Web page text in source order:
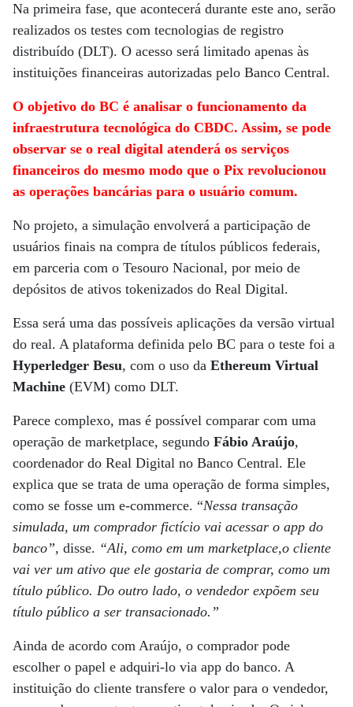
Na primeira fase, que acontecerá durante este ano, serão
realizados os testes com tecnologias de registro
distribuído (DLT). O acesso será limitado apenas às
instituições financeiras autorizadas pelo Banco Central.
O objetivo do BC é analisar o funcionamento da
infraestrutura tecnológica do CBDC. Assim, se pode
observar se o real digital atenderá os serviços
financeiros do mesmo modo que o Pix revolucionou
as operações bancárias para o usuário comum.
No projeto, a simulação envolverá a participação de
usuários finais na compra de títulos públicos federais,
em parceria com o Tesouro Nacional, por meio de
depósitos de ativos tokenizados do Real Digital.
Essa será uma das possíveis aplicações da versão virtual
do real. A plataforma definida pelo BC para o teste foi a
Hyperledger Besu, com o uso da Ethereum Virtual
Machine (EVM) como DLT.
Parece complexo, mas é possível comparar com uma
operação de marketplace, segundo Fábio Araújo,
coordenador do Real Digital no Banco Central. Ele
explica que se trata de uma operação de forma simples,
como se fosse um e-commerce. “Nessa transação
simulada, um comprador fictício vai acessar o app do
banco”, disse. “Ali, como em um marketplace,o cliente
vai ver um ativo que ele gostaria de comprar, como um
título público. Do outro lado, o vendedor expõem seu
título público a ser transacionado.”
Ainda de acordo com Araújo, o comprador pode
escolher o papel e adquiri-lo via app do banco. A
instituição do cliente transfere o valor para o vendedor,